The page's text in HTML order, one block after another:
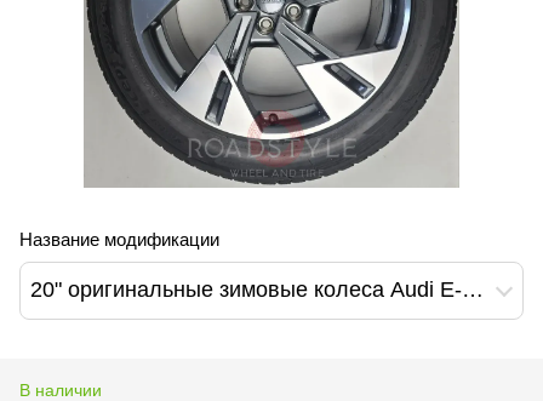
Название модификации
20" оригинальные зимовые колеса Audi E-Tron Q7/SQ7 A5/S5 A6/S6 A8/S8 (4KE601025T)
В наличии